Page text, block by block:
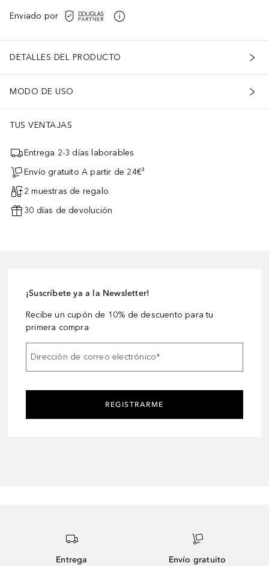
Enviado por
DETALLES DEL PRODUCTO
MODO DE USO
TUS VENTAJAS
Entrega 2-3 días laborables
Envío gratuito A partir de 24€³
2 muestras de regalo
30 días de devolución
¡Suscríbete ya a la Newsletter!
Recibe un cupón de 10% de descuento para tu
primera compra
Dirección de correo electrónico*
REGISTRARME
Entrega
Envío gratuito